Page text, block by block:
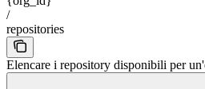
/
repositories
Elencare i repository disponibili per